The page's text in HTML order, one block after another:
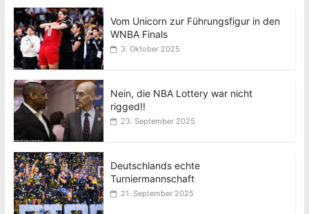
Vom Unicorn zur Führungsfigur in den
WNBA Finals
3. Oktober 2025
Nein, die NBA Lottery war nicht
rigged!!
23. September 2025
Deutschlands echte
Turniermannschaft
21. September 2025